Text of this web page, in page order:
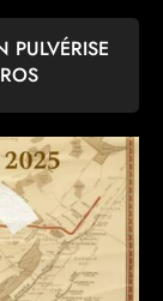
PULVÉRISE